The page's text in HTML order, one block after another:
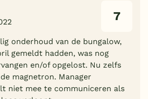
7
onderhoud van de bungalow,
gemeldt hadden, was nog
en/of opgelost. Nu zelfs
magnetron. Manager
niet mee te communiceren als